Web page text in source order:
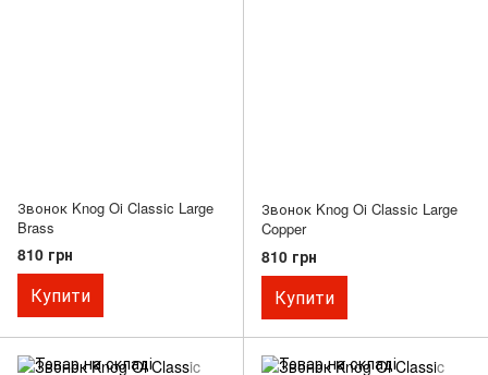
Звонок Knog Oi Classic Large
Brass
810 грн
Купити
Звонок Knog Oi Classic Large
Copper
810 грн
Купити